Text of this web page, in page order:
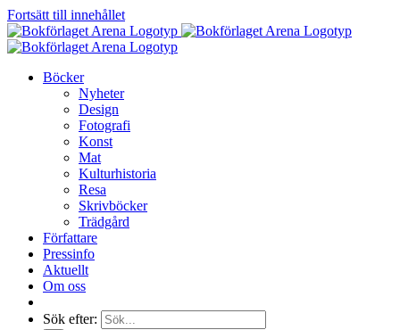
Fortsätt till innehållet
Böcker
Nyheter
Design
Fotografi
Konst
Mat
Kulturhistoria
Resa
Skrivböcker
Trädgård
Författare
Pressinfo
Aktuellt
Om oss
Sök efter: